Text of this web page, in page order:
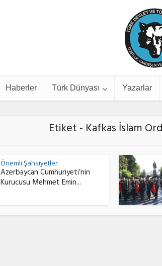
Haberler Türk Dünyası Yazarlar
Etiket - Kafkas İslam
Önemli Şahsiyetler
Azerbaycan Cumhuriyeti’nin
Kurucusu Mehmet Emin...